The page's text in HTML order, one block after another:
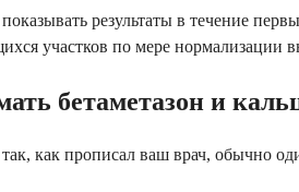
результаты в течение
участков по мере нормализации
бетаметазон и
как прописал ваш врач, обычно